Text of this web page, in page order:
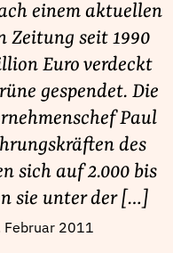
einem aktuellen
Zeitung seit 1990
Euro verdeckt
gespendet. Die
Paul
des
sich auf 2.000 bis
sie unter der […]
Februar 2011